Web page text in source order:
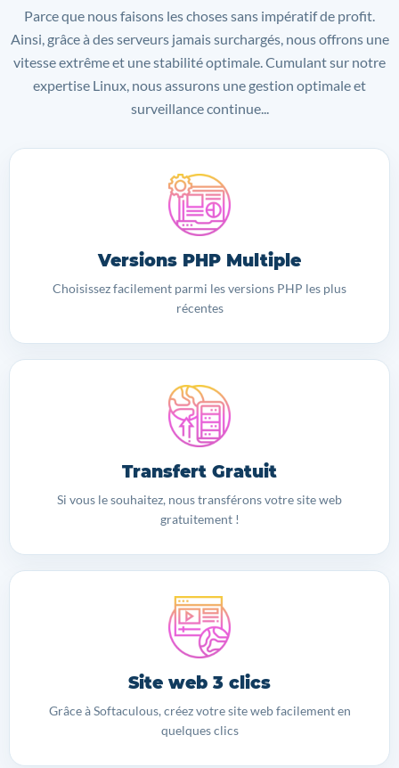
Parce que nous faisons les choses sans impératif de profit.
Ainsi, grâce à des serveurs jamais surchargés, nous offrons une
vitesse extrême et une stabilité optimale. Cumulant sur notre
expertise Linux, nous assurons une gestion optimale et
surveillance continue...
Versions PHP Multiple
Choisissez facilement parmi les versions PHP les plus
récentes
Transfert Gratuit
Si vous le souhaitez, nous transférons votre site web
gratuitement !
Site web 3 clics
Grâce à Softaculous, créez votre site web facilement en
quelques clics